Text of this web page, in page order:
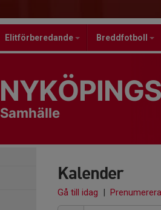
Elitförberedande Breddfotboll
Samhälle
Kalender
Gå till idag | Prenumerera